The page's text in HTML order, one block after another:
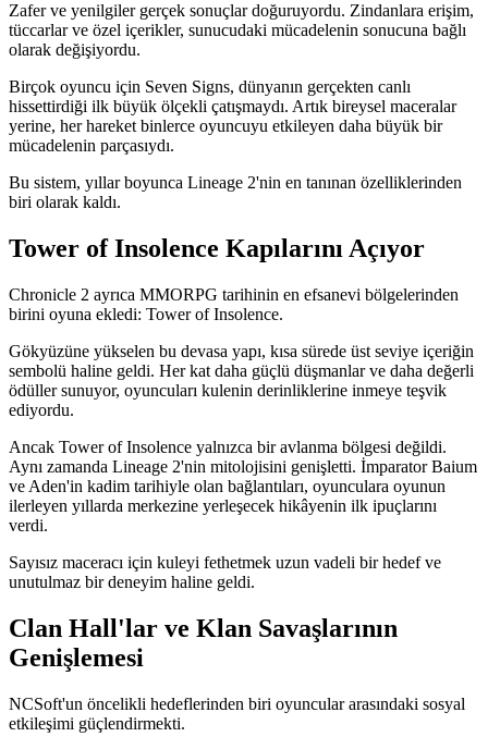
Zafer ve yenilgiler gerçek sonuçlar doğuruyordu. Zindanlara erişim,
tüccarlar ve özel içerikler, sunucudaki mücadelenin sonucuna bağlı
olarak değişiyordu.
Birçok oyuncu için Seven Signs, dünyanın gerçekten canlı
hissettirdiği ilk büyük ölçekli çatışmaydı. Artık bireysel maceralar
yerine, her hareket binlerce oyuncuyu etkileyen daha büyük bir
mücadelenin parçasıydı.
Bu sistem, yıllar boyunca Lineage 2'nin en tanınan özelliklerinden
biri olarak kaldı.
Tower of Insolence Kapılarını Açıyor
Chronicle 2 ayrıca MMORPG tarihinin en efsanevi bölgelerinden
birini oyuna ekledi: Tower of Insolence.
Gökyüzüne yükselen bu devasa yapı, kısa sürede üst seviye içeriğin
sembolü haline geldi. Her kat daha güçlü düşmanlar ve daha değerli
ödüller sunuyor, oyuncuları kulenin derinliklerine inmeye teşvik
ediyordu.
Ancak Tower of Insolence yalnızca bir avlanma bölgesi değildi.
Aynı zamanda Lineage 2'nin mitolojisini genişletti. İmparator Baium
ve Aden'in kadim tarihiyle olan bağlantıları, oyunculara oyunun
ilerleyen yıllarda merkezine yerleşecek hikâyenin ilk ipuçlarını
verdi.
Sayısız maceracı için kuleyi fethetmek uzun vadeli bir hedef ve
unutulmaz bir deneyim haline geldi.
Clan Hall'lar ve Klan Savaşlarının
Genişlemesi
NCSoft'un öncelikli hedeflerinden biri oyuncular arasındaki sosyal
etkileşimi güçlendirmekti.